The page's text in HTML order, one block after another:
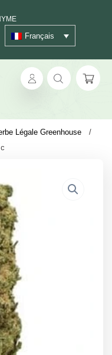
Français
Légale Greenhouse
/